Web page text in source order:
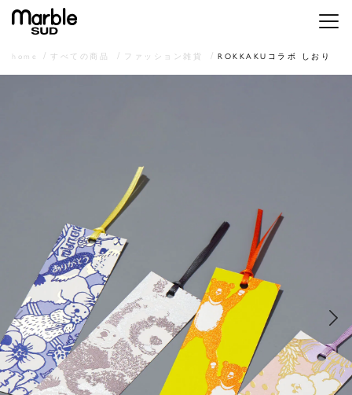
メニ
home すべての商品 ファッション雑貨 ROKKAKUコラボ しおり